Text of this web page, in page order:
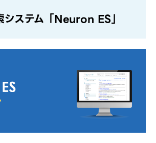
システム「Neuron ES」